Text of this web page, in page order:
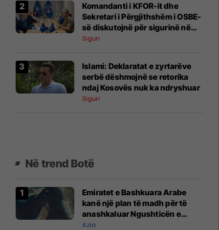
Komandanti i KFOR-it dhe
Sekretari i Përgjithshëm i OSBE-
së diskutojnë për sigurinë në
Kosovë
Siguri
Islami: Deklaratat e zyrtarëve
serbë dëshmojnë se retorika
ndaj Kosovës nuk ka ndryshuar
Siguri
Në trend Botë
Emiratet e Bashkuara Arabe
kanë një plan të madh për të
anashkaluar Ngushticën e
Hormuzit
Azia